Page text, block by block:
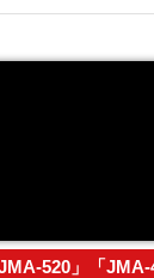
520」「JMA-